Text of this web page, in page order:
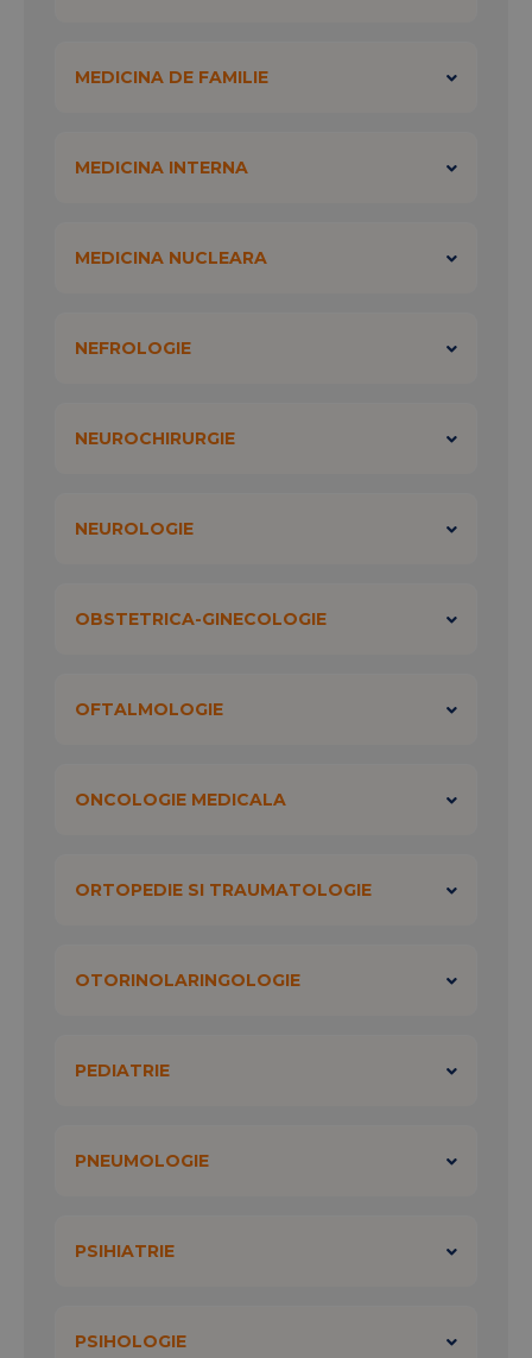
MEDICINA DE FAMILIE
MEDICINA INTERNA
MEDICINA NUCLEARA
NEFROLOGIE
NEUROCHIRURGIE
NEUROLOGIE
OBSTETRICA-GINECOLOGIE
OFTALMOLOGIE
ONCOLOGIE MEDICALA
ORTOPEDIE SI TRAUMATOLOGIE
OTORINOLARINGOLOGIE
PEDIATRIE
PNEUMOLOGIE
PSIHIATRIE
PSIHOLOGIE